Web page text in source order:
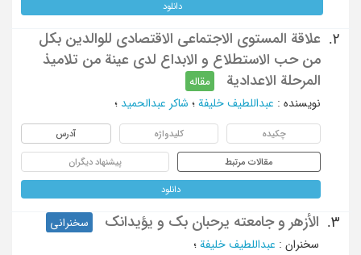
دانلود
2.
علاقة المستوی الاجتماعی الاقتصادی للوالدین بکل
من حب الاستطلاع و الابداع لدی عینة من تلامیذ
المرحلة الاعدادیة
مقاله
نویسنده : عبداللطیف خلیفة ؛ شاکر عبدالحمید ؛
چکیده کلیدواژه آدرس
مقالات مرتبط پیشنهاد دیگران
دانلود
3. الأزهر و جامعته یرحبان بک و یؤیدانک
سخنرانی
سخنران : عبداللطیف خلیفة ؛